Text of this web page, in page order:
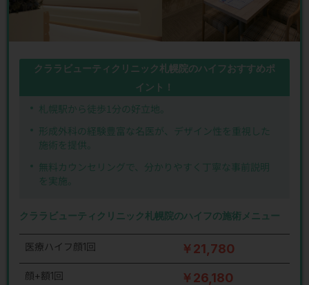
クララビューティクリニック札幌院のハイフおすすめポ
イント！
札幌駅から徒歩1分の好立地。
形成外科の経験豊富な名医が、デザイン性を重視した
施術を提供。
無料カウンセリングで、分かりやすく丁寧な事前説明
を実施。
クララビューティクリニック札幌院のハイフの施術メニュー
医療ハイフ顔1回 ￥21,780
顔+額1回 ￥26,180